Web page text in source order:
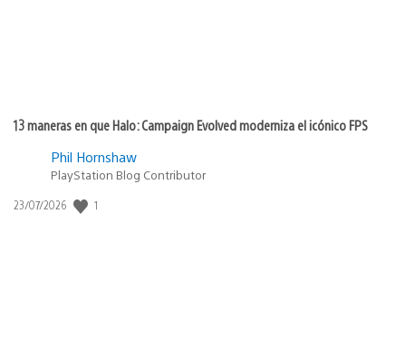
13 maneras en que Halo: Campaign Evolved moderniza el icónico FPS
Phil Hornshaw
PlayStation Blog Contributor
Fecha
23/07/2026 1